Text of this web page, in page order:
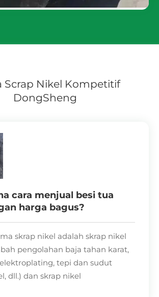
Scrap Nikel Kompetitif
DongSheng
cara menjual besi tua
harga bagus?
skrap nikel adalah skrap nikel
pengolahan baja tahan karat,
tepi dan sudut
dll.) dan skrap nikel